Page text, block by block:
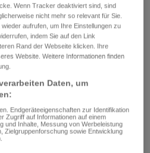
Wenn Tracker deaktiviert sind, sind
nicht mehr so relevant für Sie.
aufrufen, um Ihre Einstellungen zu
indem Sie auf den Link
Rand der Webseite klicken. Ihre
Website. Weitere Informationen finden
Daten, um
Endgeräteeigenschaften zur Identifikation
Zugriff auf Informationen auf einem
und Inhalte, Messung von Werbeleistung
Zielgruppenforschung sowie Entwicklung